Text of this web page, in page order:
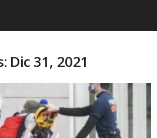
Dic 31, 2021